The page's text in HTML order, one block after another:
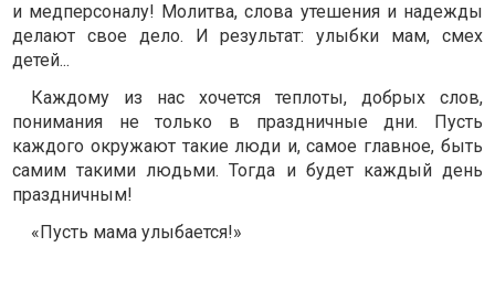
и медперсоналу! Молитва, слова утешения и надежды
делают свое дело. И результат: улыбки мам, смех
детей...
Каждому из нас хочется теплоты, добрых слов,
понимания не только в праздничные дни. Пусть
каждого окружают такие люди и, самое главное, быть
самим такими людьми. Тогда и будет каждый день
праздничным!
«Пусть мама улыбается!»